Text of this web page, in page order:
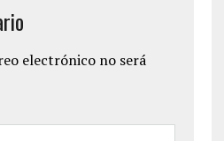
electrónico no será